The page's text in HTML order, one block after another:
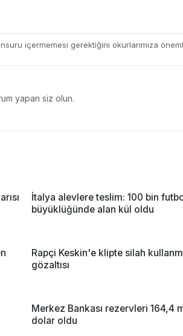
içermemesi gerektiğini okurlarımıza
yapan siz olun.
İtalya alevlere teslim: 100 bin
büyüklüğünde alan kül oldu
Rapçi Keskin'e klipte silah
gözaltısı
Merkez Bankası rezervleri 164,4
dolar oldu